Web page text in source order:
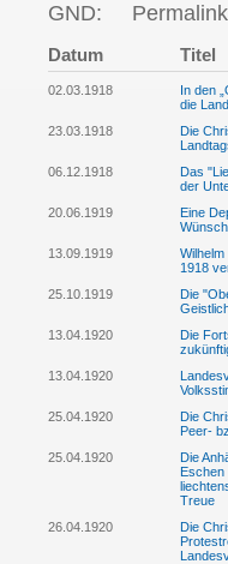
GND:
Datum Titel
02.03.1918
In den
die
23.03.1918
Die
06.12.1918
Das
der
20.06.1919
Eine
13.09.1919
1918
25.10.1919
Die
13.04.1920
Die
13.04.1920
25.04.1920
Die
Peer-
25.04.1920
Die
Eschen
Treue
26.04.1920
Die